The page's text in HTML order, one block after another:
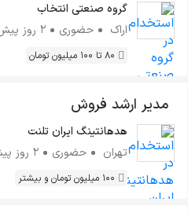
گروه صنعتی انتخاب
اراک
حضوری 2 روز پیش
80 تا 100 میلیون تومان
مدیر ارشد فروش
هدهانتینگ ایران تلنت
تهران
حضوری 2 روز پیش
100 میلیون تومان و بیشتر